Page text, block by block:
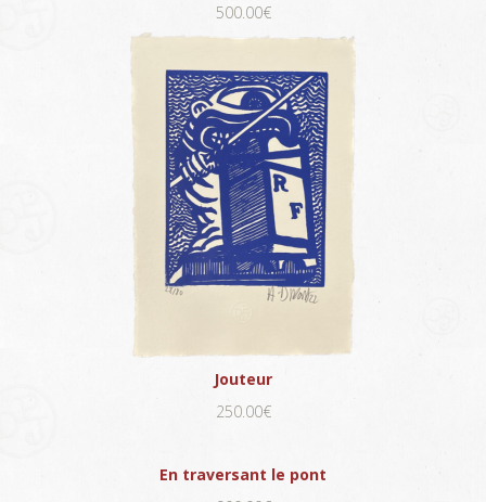
500.00€
Jouteur
250.00€
En traversant le pont